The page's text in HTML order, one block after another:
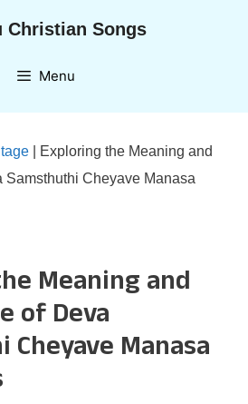
Christian Songs
Menu
Exploring the Meaning and
Samsthuthi Cheyave Manasa
Meaning and
of Deva
Manasa